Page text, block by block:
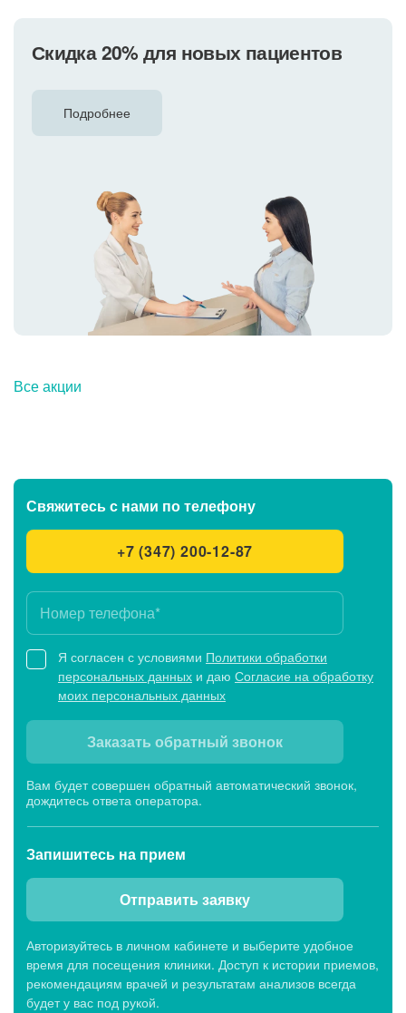
Скидка 20% для новых пациентов
Подробнее
Все акции
Свяжитесь с нами по телефону
+7 (347) 200-12-87
Я согласен с условиями Политики обработки
персональных данных и даю Согласие на обработку
моих персональных данных
Заказать обратный звонок
Вам будет совершен обратный автоматический звонок,
дождитесь ответа оператора.
Запишитесь на прием
Отправить заявку
Авторизуйтесь в личном кабинете и выберите удобное
время для посещения клиники. Доступ к истории приемов,
рекомендациям врачей и результатам анализов всегда
будет у вас под рукой.